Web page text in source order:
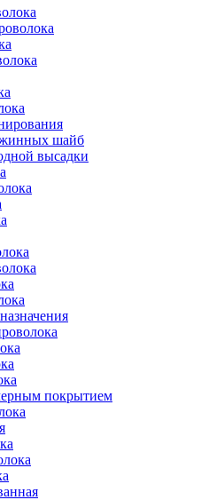
шайб
высадки
покрытием